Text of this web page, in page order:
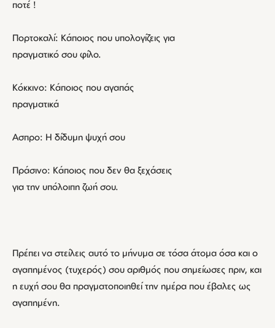
ποτέ !
Πορτοκαλί: Κάποιος που υπολογίζεις για
πραγματικό σου φίλο.
Κόκκινο: Κάποιος που αγαπάς
πραγματικά
Ασπρο: Η δίδυμη ψυχή σου
Πράσινο: Κάποιος που δεν θα ξεχάσεις
για την υπόλοιπη ζωή σου.
Πρέπει να στείλεις αυτό το μήνυμα σε τόσα άτομα όσα και ο
αγαπημένος (τυχερός) σου αριθμός που σημείωσες πριν, και
η ευχή σου θα πραγματοποιηθεί την ημέρα που έβαλες ως
αγαπημένη.